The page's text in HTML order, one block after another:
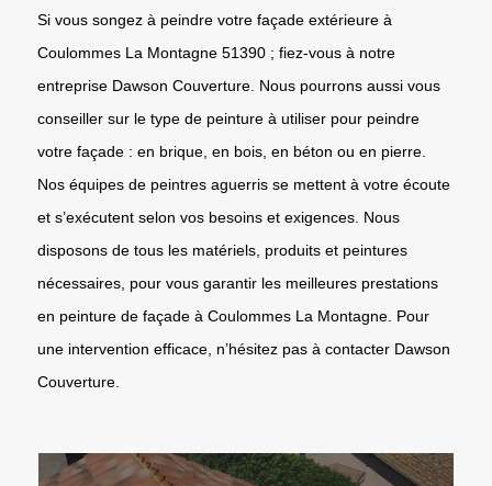
Si vous songez à peindre votre façade extérieure à
Coulommes La Montagne 51390 ; fiez-vous à notre
entreprise Dawson Couverture. Nous pourrons aussi vous
conseiller sur le type de peinture à utiliser pour peindre
votre façade : en brique, en bois, en béton ou en pierre.
Nos équipes de peintres aguerris se mettent à votre écoute
et s’exécutent selon vos besoins et exigences. Nous
disposons de tous les matériels, produits et peintures
nécessaires, pour vous garantir les meilleures prestations
en peinture de façade à Coulommes La Montagne. Pour
une intervention efficace, n’hésitez pas à contacter Dawson
Couverture.